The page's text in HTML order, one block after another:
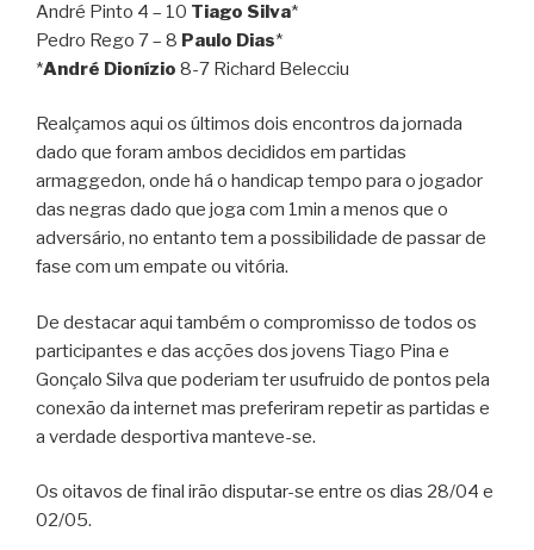
André Pinto 4 – 10 Tiago Silva*
Pedro Rego 7 – 8 Paulo Dias*
*André Dionízio 8-7 Richard Belecciu
Realçamos aqui os últimos dois encontros da jornada
dado que foram ambos decididos em partidas
armaggedon, onde há o handicap tempo para o jogador
das negras dado que joga com 1min a menos que o
adversário, no entanto tem a possibilidade de passar de
fase com um empate ou vitória.
De destacar aqui também o compromisso de todos os
participantes e das acções dos jovens Tiago Pina e
Gonçalo Silva que poderiam ter usufruido de pontos pela
conexão da internet mas preferiram repetir as partidas e
a verdade desportiva manteve-se.
Os oitavos de final irão disputar-se entre os dias 28/04 e
02/05.